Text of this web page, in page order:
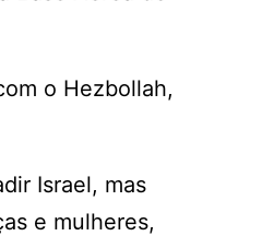
o Hezbollah,
Israel, mas
e mulheres,